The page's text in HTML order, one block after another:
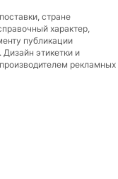
стране
характер,
публикации
этикетки и
рекламных